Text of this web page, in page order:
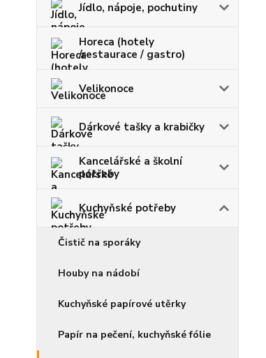
Jídlo, nápoje, pochutiny
Horeca (hotely
/restaurace / gastro)
Velikonoce
Dárkové tašky a krabičky
Kancelářské a školní
potřeby
Kuchyňské potřeby
Čistič na sporáky
Houby na nádobí
Kuchyňské papírové utěrky
Papír na pečení, kuchyňské fólie